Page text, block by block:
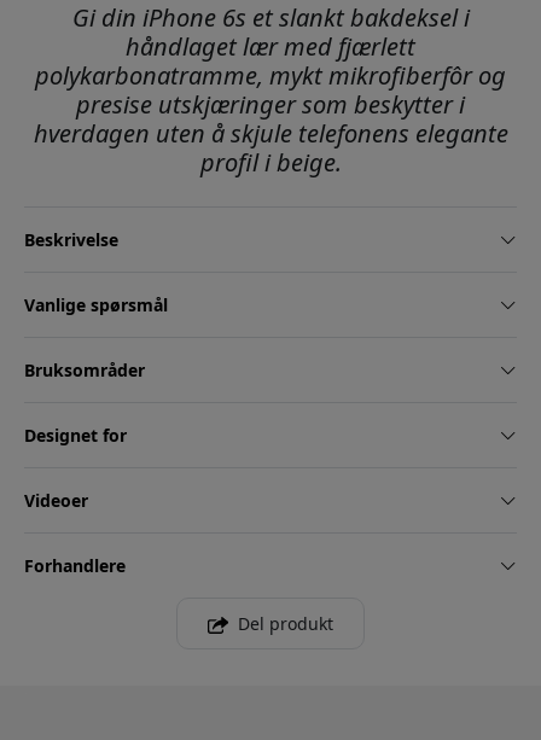
Gi din iPhone 6s et slankt bakdeksel i
håndlaget lær med fjærlett
polykarbonatramme, mykt mikrofiberfôr og
presise utskjæringer som beskytter i
hverdagen uten å skjule telefonens elegante
profil i beige.
Beskrivelse
Vanlige spørsmål
Bruksområder
Designet for
Videoer
Forhandlere
Del produkt